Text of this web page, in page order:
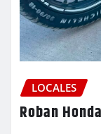
LOCALES
Roban